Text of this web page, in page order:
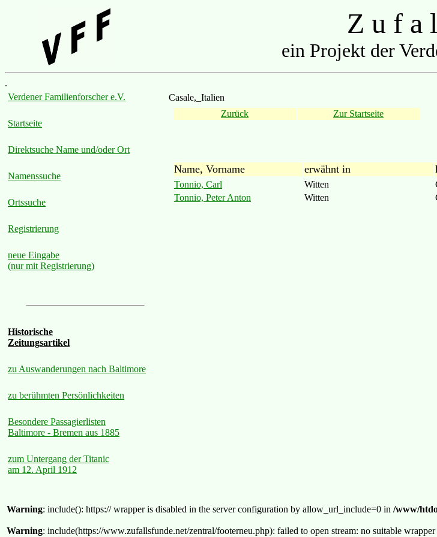
Z u f a
ein Projekt der
.
Verdener Familienforscher e.V.
Startseite
Direktsuche Name und/oder Ort
Namenssuche
Ortssuche
Registrierung
neue Eingabe
(nur mit Registrierung)
Historische
Zeitungsartikel
zu Auswanderungen nach Baltimore
zu berühmten Persönlichkeiten
Besondere Passagierlisten
Baltimore - Bremen aus 1885
zum Untergang der Titanic
am 12. April 1912
Casale,_Italien
Zurück
Zur Startseite
Name, Vorname erwähnt in
Tonnio, Carl Witten
Tonnio, Peter Anton
Witten
Warning: include(): https:// wrapper is disabled in the server configuration by allow_url_include=0 in /www/
Warning: include(https://www.zufallsfunde.net/zentral/footerneu.php): failed to open stream: no suitable